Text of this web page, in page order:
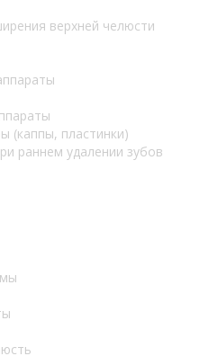
верхней челюсти
(каппы, пластинки)
раннем удалении зубов